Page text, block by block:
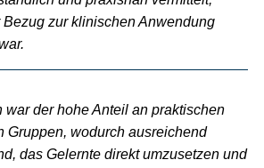
zur klinischen Anwendung
war der hohe Anteil an praktischen
Gruppen, wodurch ausreichend
das Gelernte direkt umzusetzen und